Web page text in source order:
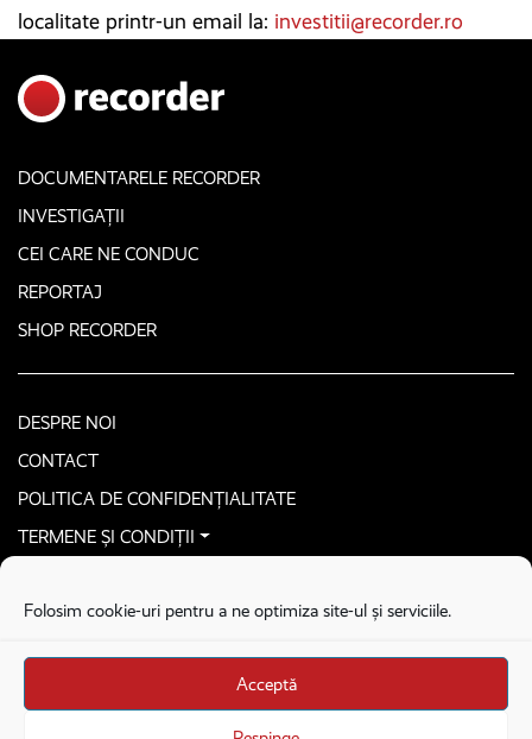
Folosim cookie-uri pentru a ne optimiza site-ul și serviciile.
Acceptă
localitate printr-un email la: investitii@recorder.ro
DOCUMENTARELE RECORDER
INVESTIGAȚII
CEI CARE NE CONDUC
REPORTAJ
SHOP RECORDER
DESPRE NOI
CONTACT
POLITICA DE CONFIDENȚIALITATE
TERMENE ȘI CONDIȚII
Stega creative
Brandul Recorder e operat de Asociația Recorder Community, sub licența SC